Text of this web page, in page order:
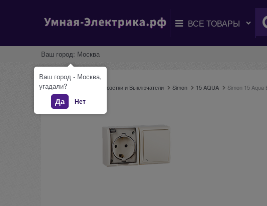
Ваш город: Москва
Главная Розетки и Выключатели Simon 15 AQUA Simon 15
Ваш город - Москва,
угадали?
Да Нет